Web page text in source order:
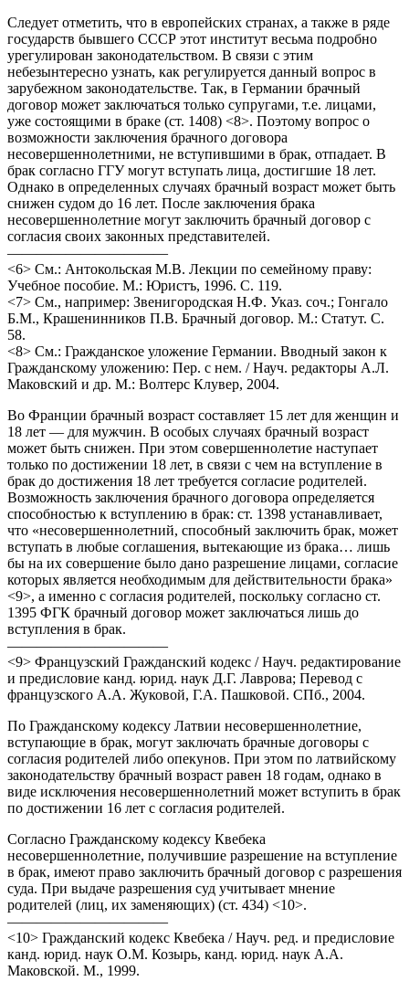
Следует отметить, что в европейских странах, а также в ряде
государств бывшего СССР этот институт весьма подробно
урегулирован законодательством. В связи с этим
небезынтересно узнать, как регулируется данный вопрос в
зарубежном законодательстве. Так, в Германии брачный
договор может заключаться только супругами, т.е. лицами,
уже состоящими в браке (ст. 1408) <8>. Поэтому вопрос о
возможности заключения брачного договора
несовершеннолетними, не вступившими в брак, отпадает. В
брак согласно ГГУ могут вступать лица, достигшие 18 лет.
Однако в определенных случаях брачный возраст может быть
снижен судом до 16 лет. После заключения брака
несовершеннолетние могут заключить брачный договор с
согласия своих законных представителей.
———————————
<6> См.: Антокольская М.В. Лекции по семейному праву:
Учебное пособие. М.: Юристъ, 1996. С. 119.
<7> См., например: Звенигородская Н.Ф. Указ. соч.; Гонгало
Б.М., Крашенинников П.В. Брачный договор. М.: Статут. С.
58.
<8> См.: Гражданское уложение Германии. Вводный закон к
Гражданскому уложению: Пер. с нем. / Науч. редакторы А.Л.
Маковский и др. М.: Волтерс Клувер, 2004.
Во Франции брачный возраст составляет 15 лет для женщин и
18 лет — для мужчин. В особых случаях брачный возраст
может быть снижен. При этом совершеннолетие наступает
только по достижении 18 лет, в связи с чем на вступление в
брак до достижения 18 лет требуется согласие родителей.
Возможность заключения брачного договора определяется
способностью к вступлению в брак: ст. 1398 устанавливает,
что «несовершеннолетний, способный заключить брак, может
вступать в любые соглашения, вытекающие из брака… лишь
бы на их совершение было дано разрешение лицами, согласие
которых является необходимым для действительности брака»
<9>, а именно с согласия родителей, поскольку согласно ст.
1395 ФГК брачный договор может заключаться лишь до
вступления в брак.
———————————
<9> Французский Гражданский кодекс / Науч. редактирование
и предисловие канд. юрид. наук Д.Г. Лаврова; Перевод с
французского А.А. Жуковой, Г.А. Пашковой. СПб., 2004.
По Гражданскому кодексу Латвии несовершеннолетние,
вступающие в брак, могут заключать брачные договоры с
согласия родителей либо опекунов. При этом по латвийскому
законодательству брачный возраст равен 18 годам, однако в
виде исключения несовершеннолетний может вступить в брак
по достижении 16 лет с согласия родителей.
Согласно Гражданскому кодексу Квебека
несовершеннолетние, получившие разрешение на вступление
в брак, имеют право заключить брачный договор с разрешения
суда. При выдаче разрешения суд учитывает мнение
родителей (лиц, их заменяющих) (ст. 434) <10>.
———————————
<10> Гражданский кодекс Квебека / Науч. ред. и предисловие
канд. юрид. наук О.М. Козырь, канд. юрид. наук А.А.
Маковской. М., 1999.